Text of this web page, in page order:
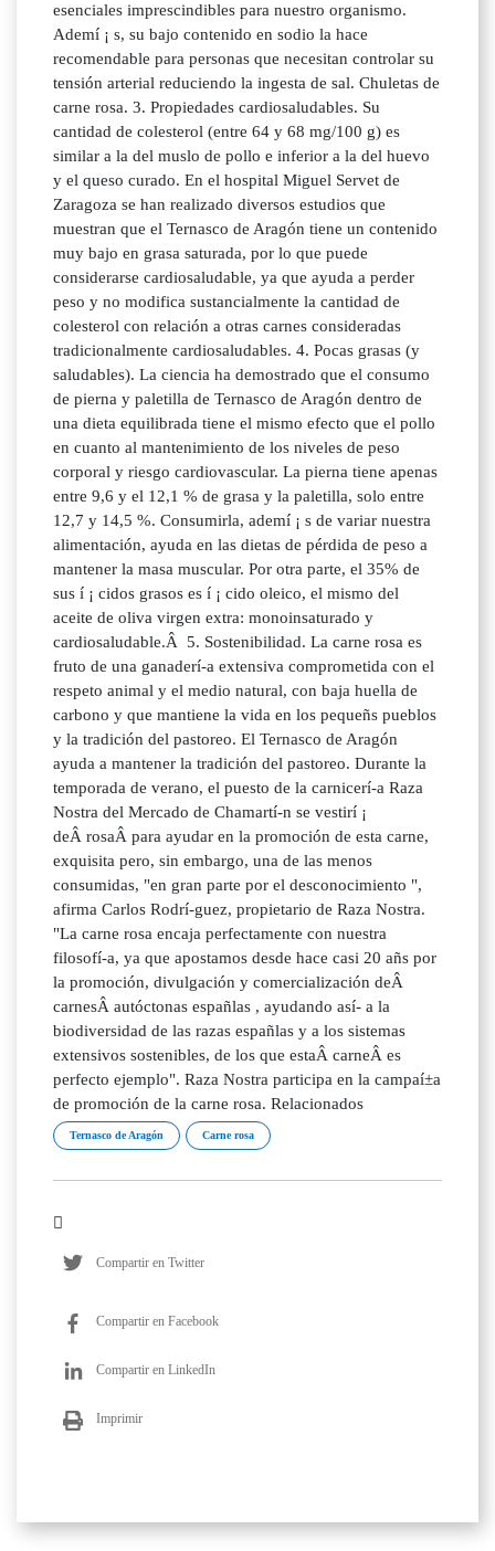
esenciales imprescindibles para nuestro organismo.
Ademí ¡ s, su bajo contenido en sodio la hace
recomendable para personas que necesitan controlar su
tensión arterial reduciendo la ingesta de sal. Chuletas de
carne rosa. 3. Propiedades cardiosaludables. Su
cantidad de colesterol (entre 64 y 68 mg/100 g) es
similar a la del muslo de pollo e inferior a la del huevo
y el queso curado. En el hospital Miguel Servet de
Zaragoza se han realizado diversos estudios que
muestran que el Ternasco de Aragón tiene un contenido
muy bajo en grasa saturada, por lo que puede
considerarse cardiosaludable, ya que ayuda a perder
peso y no modifica sustancialmente la cantidad de
colesterol con relación a otras carnes consideradas
tradicionalmente cardiosaludables. 4. Pocas grasas (y
saludables). La ciencia ha demostrado que el consumo
de pierna y paletilla de Ternasco de Aragón dentro de
una dieta equilibrada tiene el mismo efecto que el pollo
en cuanto al mantenimiento de los niveles de peso
corporal y riesgo cardiovascular. La pierna tiene apenas
entre 9,6 y el 12,1 % de grasa y la paletilla, solo entre
12,7 y 14,5 %. Consumirla, ademí ¡ s de variar nuestra
alimentación, ayuda en las dietas de pérdida de peso a
mantener la masa muscular. Por otra parte, el 35% de
sus í ¡ cidos grasos es í ¡ cido oleico, el mismo del
aceite de oliva virgen extra: monoinsaturado y
cardiosaludable.Â 5. Sostenibilidad. La carne rosa es
fruto de una ganaderí-a extensiva comprometida con el
respeto animal y el medio natural, con baja huella de
carbono y que mantiene la vida en los pequeñs pueblos
y la tradición del pastoreo. El Ternasco de Aragón
ayuda a mantener la tradición del pastoreo. Durante la
temporada de verano, el puesto de la carnicerí-a Raza
Nostra del Mercado de Chamartí-n se vestirí ¡
deÂ rosaÂ para ayudar en la promoción de esta carne,
exquisita pero, sin embargo, una de las menos
consumidas, "en gran parte por el desconocimiento ",
afirma Carlos Rodrí-guez, propietario de Raza Nostra.
"La carne rosa encaja perfectamente con nuestra
filosofí-a, ya que apostamos desde hace casi 20 añs por
la promoción, divulgación y comercialización deÂ
carnesÂ autóctonas españlas , ayudando así- a la
biodiversidad de las razas españlas y a los sistemas
extensivos sostenibles, de los que estaÂ carneÂ es
perfecto ejemplo". Raza Nostra participa en la campaí±a
de promoción de la carne rosa. Relacionados
Ternasco de Aragón Carne rosa
Compartir en Twitter
Compartir en Facebook
Compartir en LinkedIn
Imprimir